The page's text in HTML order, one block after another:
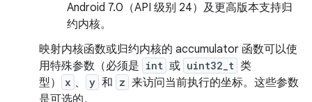
Android 7.0（API 级别 24）及更高版本支持归
约内核。
映射内核函数或归约内核的 accumulator 函数可以使
用特殊参数 （必须是 int 或 uint32_t 类
型）
x 、 y 和 z 来访问当前执行的坐标。这些参数
是可选的。